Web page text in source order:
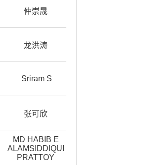
仲崇晟
龙洪涛
Sriram S
张可欣
MD HABIB E
ALAMSIDDIQUI
PRATTOY